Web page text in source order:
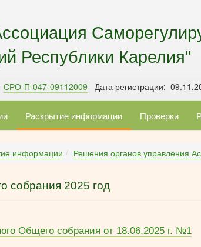
Республики Карелия"
СРО-П-047-09112009 Дата регистрации:
Раскрытие информации Проверки
информации Решения органов управления
собрания 2025 год
Общего собрания от 18.06.2025 г. №1